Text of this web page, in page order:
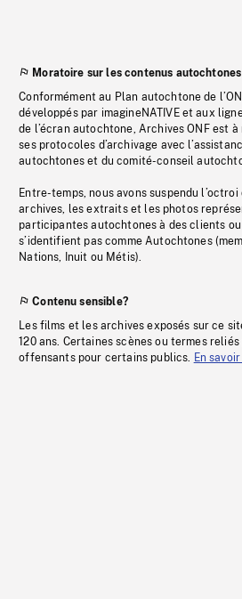
Moratoire sur les contenus autochtones
Conformément au Plan autochtone de
développés par imagineNATIVE et aux
de l’écran autochtone, Archives ONF est
ses protocoles d’archivage avec
autochtones et du comité-conseil
Entre-temps, nous avons suspendu
archives, les extraits et les photos
participantes autochtones à des clients
s’identifient pas comme Autochtones
Nations, Inuit ou Métis).
Contenu sensible?
Les films et les archives exposés sur ce
120 ans. Certaines scènes ou termes
offensants pour certains publics. En